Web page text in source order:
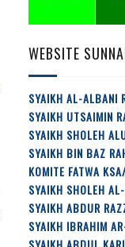
WEBSITE
SYAIKH AL-ALBANI
SYAIKH UTSAIMIN
SYAIKH SHOLEH
SYAIKH BIN BAZ
KOMITE FATWA
SYAIKH SHOLEH
SYAIKH ABDUR
SYAIKH IBRAHIM